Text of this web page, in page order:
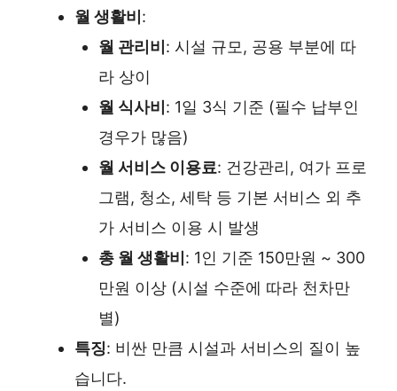
월 생활비 :
월 관리비 : 시설 규모, 공용 부분에 따
라 상이
월 식사비 : 1일 3식 기준 (필수 납부인
경우가 많음)
월 서비스 이용료: 건강관리, 여가 프로
그램, 청소, 세탁 등 기본 서비스 외 추
가 서비스 이용 시 발생
총 월 생활비 : 1인 기준 150만원 ~ 300
만원 이상 (시설 수준에 따라 천차만
별)
특징: 비싼 만큼 시설과 서비스의 질이 높
습니다.